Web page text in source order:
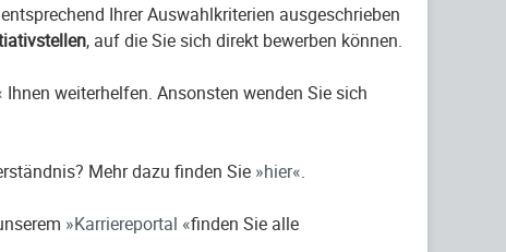
Ihrer Auswahlkriterien ausgeschrieben
, auf die Sie sich direkt bewerben können.
Ihnen weiterhelfen. Ansonsten wenden Sie sich
Mehr dazu finden Sie hier .
Karriereportal finden Sie alle